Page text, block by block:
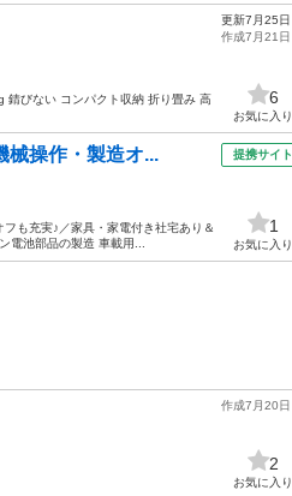
びない コンパクト収納 折り畳み 高
更新7月25日
作成7月21日
6
お気に入り
操作・製造オ...
も充実♪／家具・家電付き社宅あり＆
池部品の製造 車載用...
提携サイト
1
お気に入り
作成7月20日
2
お気に入り